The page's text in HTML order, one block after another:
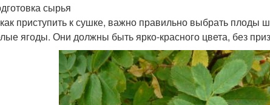
сырья
приступить к сушке, важно правильно выбрать плоды
ягоды. Они должны быть ярко-красного цвета, без